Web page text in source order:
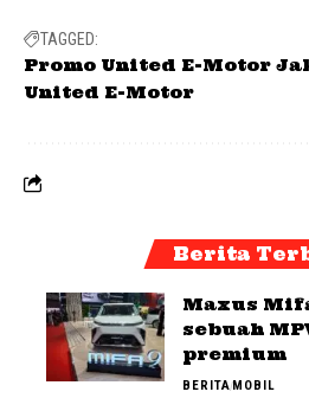
TAGGED:
Promo United E-Motor
United E-Motor
Berita
Maxus
sebuah
premium
BERITAMOBIL